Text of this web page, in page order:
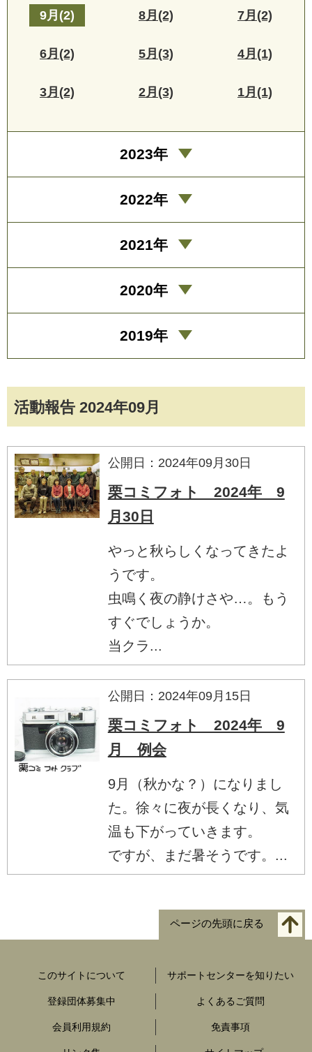
活動報告 2024年09月
公開日：2024年09月30日
栗コミフォト 2024年 9
月30日
やっと秋らしくなってきたよ
うです。
虫鳴く夜の静けさや…。もう
すぐでしょうか。
当クラ...
公開日：2024年09月15日
栗コミフォト 2024年 9
月 例会
9月（秋かな？）になりまし
た。徐々に夜が長くなり、気
温も下がっていきます。
ですが、まだ暑そうです。...
9月(2) 8月(2) 7月(2)
6月(2) 5月(3) 4月(1)
3月(2) 2月(3) 1月(1)
2023年
2022年
2021年
2020年
2019年
ページの先頭に戻る
このサイトについて サポートセンターを知りたい
登録団体募集中 よくあるご質問
会員利用規約 免責事項